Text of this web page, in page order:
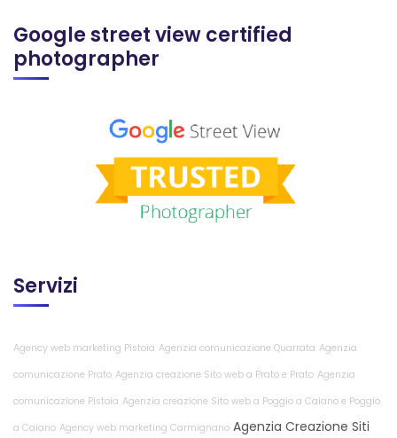
Google street view certified
photographer
Servizi
Agency web marketing Pistoia Agenzia comunicazione Quarrata Agenzia
comunicazione Prato Agenzia creazione Sito web a Prato e Prato Agenzia
comunicazione Pistoia Agenzia creazione Sito web a Poggio a Caiano e Poggio
a Caiano Agency web marketing Carmignano Agenzia Creazione Siti